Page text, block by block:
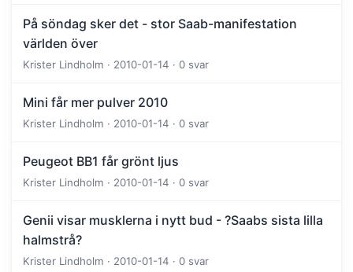
På söndag sker det - stor Saab-manifestation
världen över
Krister Lindholm · 2010-01-14 · 0 svar
Mini får mer pulver 2010
Krister Lindholm · 2010-01-14 · 0 svar
Peugeot BB1 får grönt ljus
Krister Lindholm · 2010-01-14 · 0 svar
Genii visar musklerna i nytt bud - ?Saabs sista lilla
halmstrå?
Krister Lindholm · 2010-01-14 · 0 svar